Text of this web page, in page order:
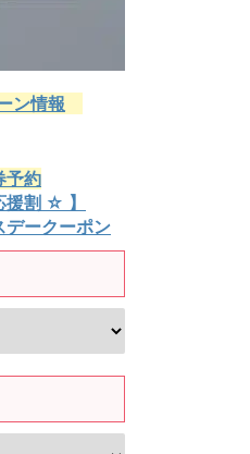
ン情報
予約
割 ☆ 】
ークーポン